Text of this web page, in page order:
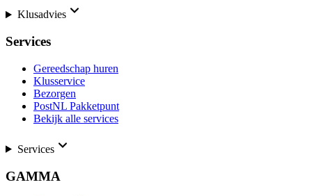
Klusadvies
Services
Gereedschap huren
Klusservice
Bezorgen
PostNL Pakketpunt
Bekijk alle services
Services
GAMMA